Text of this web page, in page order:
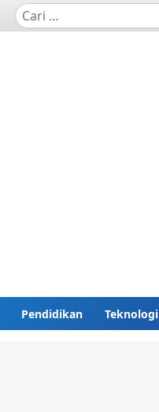
Pendidikan Teknologi